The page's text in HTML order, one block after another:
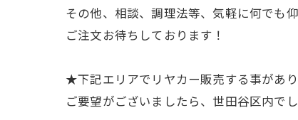
その他、相談、調理法等、気軽に何でも仰
ご注文お待ちしております！
★下記エリアでリヤカー販売する事があ
ご要望がございましたら、世田谷区内で